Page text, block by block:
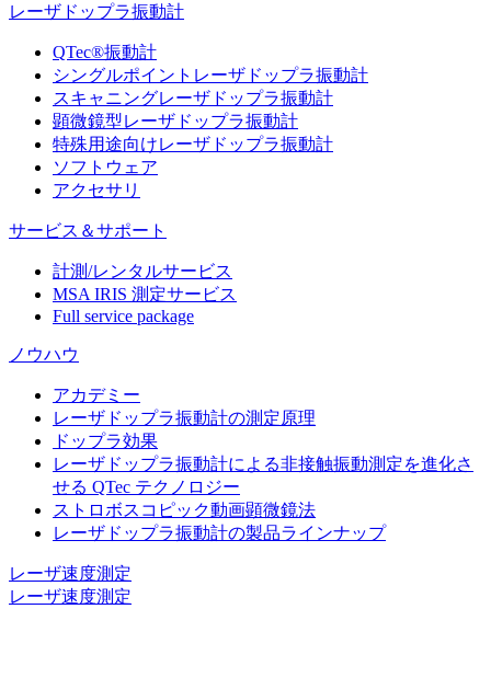
レーザドップラ振動計
QTec®振動計
シングルポイントレーザドップラ振動計
スキャニングレーザドップラ振動計
顕微鏡型レーザドップラ振動計
特殊用途向けレーザドップラ振動計
ソフトウェア
アクセサリ
サービス＆サポート
計測/レンタルサービス
MSA IRIS 測定サービス
Full service package
ノウハウ
アカデミー
レーザドップラ振動計の測定原理
ドップラ効果
レーザドップラ振動計による非接触振動測定を進化さ
せる QTec テクノロジー
ストロボスコピック動画顕微鏡法
レーザドップラ振動計の製品ラインナップ
レーザ速度測定
レーザ速度測定